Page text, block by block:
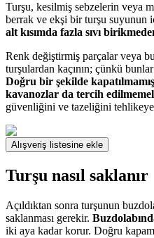
Turşu, kesilmiş sebzelerin veya
berrak ve ekşi bir turşu suyunun
alt kısımda fazla sıvı
Renk değiştirmiş parçalar veya
turşulardan kaçının; çünkü
Doğru bir şekilde
kavanozlar da tercih
güvenliğini ve tazeliğini tehlikeye
Alışveriş listesine ekle
Turşu nasıl saklanır
Açıldıktan sonra turşunun
saklanması gerekir.
iki aya kadar korur. Doğru